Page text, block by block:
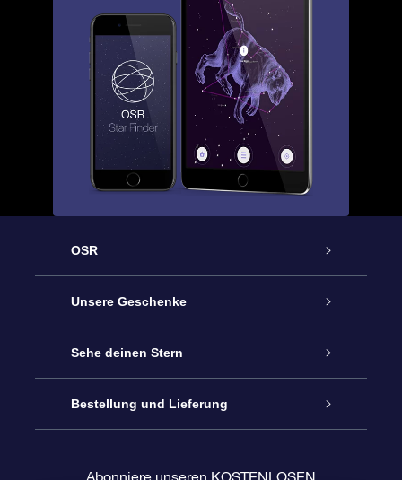
OSR
Service
Kontakt
Blog
Unsere Geschenke
Sterne schenken
OSR-Geschenkpaket
Sehe deinen Stern
Sternregister
Bestellung und Lieferung
Abonniere unseren KOSTENLOSEN